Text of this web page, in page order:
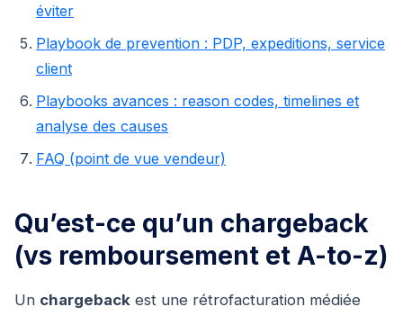
éviter
Playbook de prevention : PDP, expeditions, service
client
Playbooks avances : reason codes, timelines et
analyse des causes
FAQ (point de vue vendeur)
Qu’est-ce qu’un chargeback
(vs remboursement et A-to-z)
Un chargeback est une rétrofacturation médiée